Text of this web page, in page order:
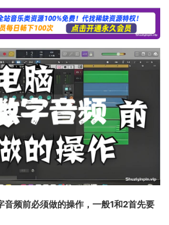
频前必须做的操作，一般1和2首先要